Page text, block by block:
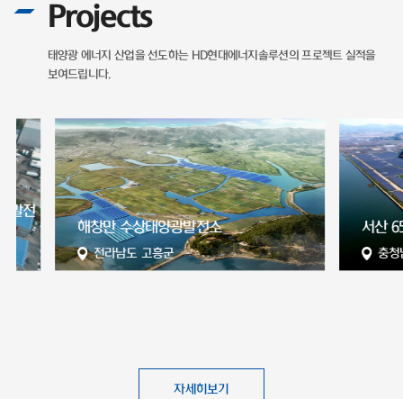
Projects
태양광 에너지 산업을 선도하는 HD현대에너지솔루션의 프로젝트 실적을
보여드립니다.
자세히보기
해창만 수상태양광발전소
전라남도 고흥군
서산
충청남도